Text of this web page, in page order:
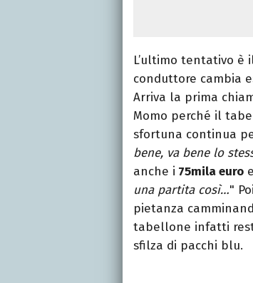
L’ultimo tentativo è
conduttore cambia
Arriva la prima
Momo perché il
sfortuna continua
bene, va bene lo
anche i 75mila euro
una partita così…"
pietanza
tabellone infatti
sfilza di pacchi blu.